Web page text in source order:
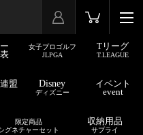
女子プロゴルフ
JLPGA
Tリーグ
T.LEAGUE
盟 Disney
ディズニー
イベント
event
限定商品
グネチャーセット
収納用品
サプライ